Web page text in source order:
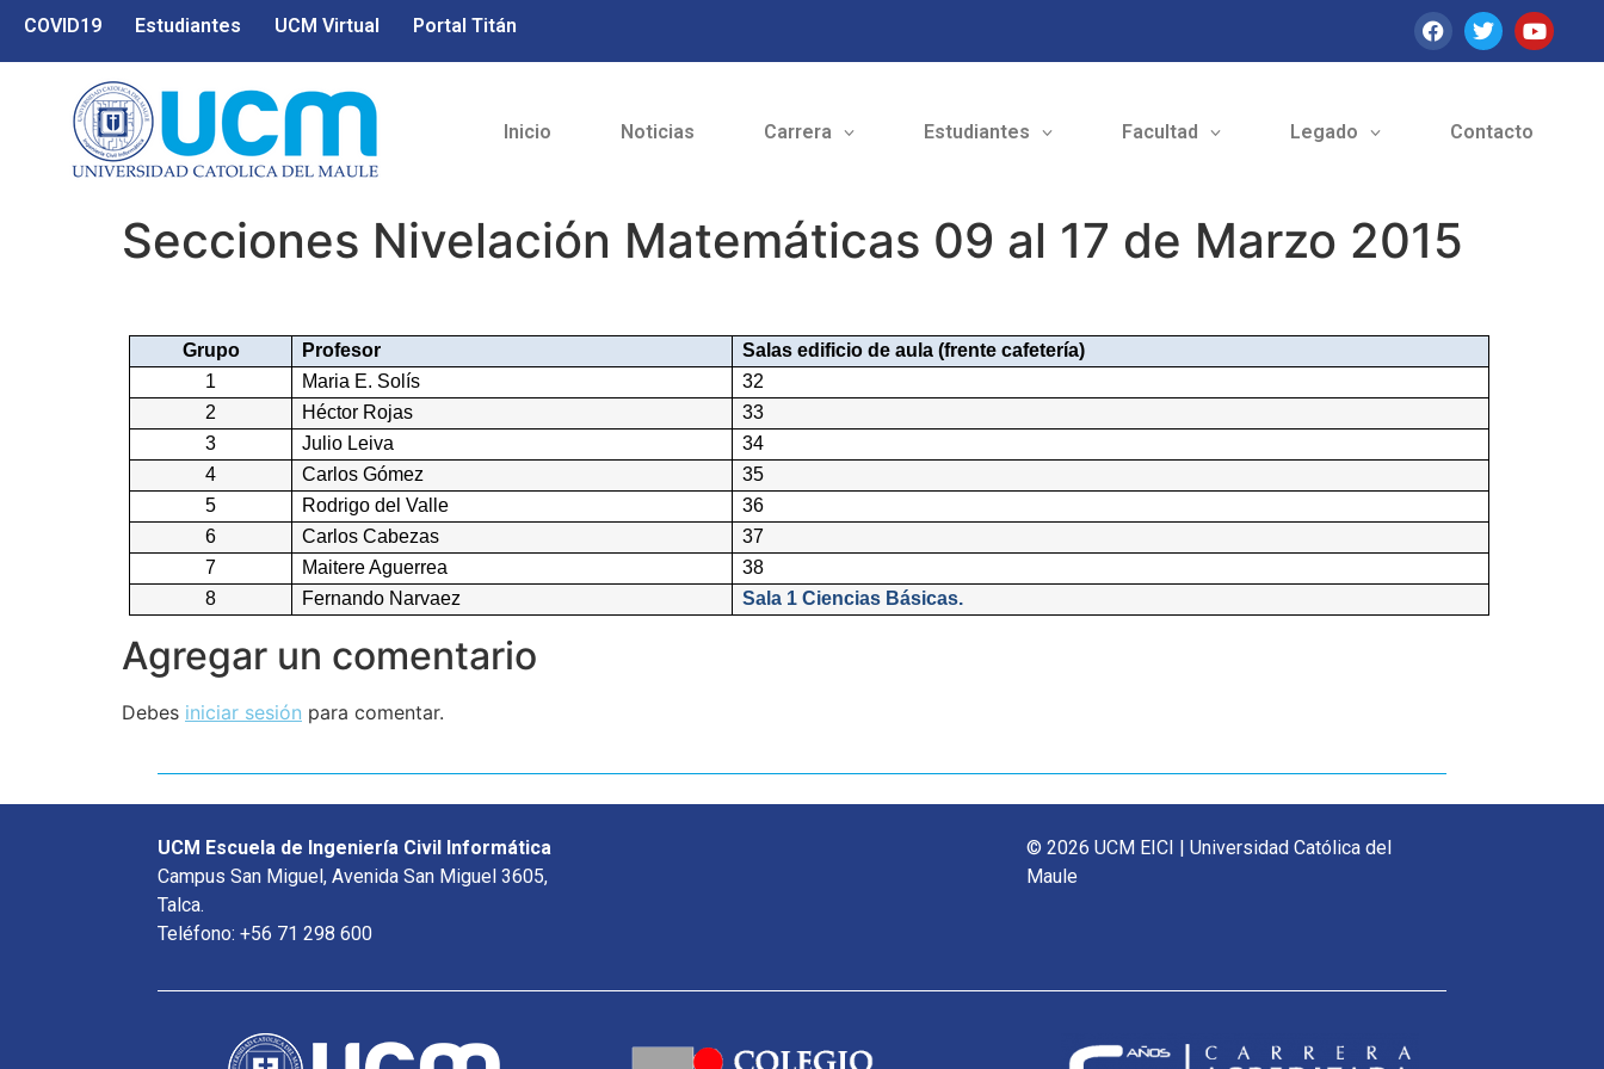
COVID19 Estudiantes UCM Virtual Portal Titán
Inicio Noticias Carrera Estudiantes Facultad Legado Contacto
Secciones Nivelación Matemáticas 09 al 17 de Marzo 2015
Grupo Profesor
Salas edificio de aula (frente cafetería)
1
Maria E. Solís
32
2
Héctor Rojas
33
3
Julio Leiva
34
4
Carlos Gómez
35
5
Rodrigo del Valle
36
6
Carlos Cabezas
37
7
Maitere Aguerrea
38
8
Fernando Narvaez Sala 1 Ciencias Básicas.
Agregar un comentario
Debes iniciar sesión para comentar.
UCM Escuela de Ingeniería Civil Informática
Campus San Miguel, Avenida San Miguel 3605,
Talca.
Teléfono: +56 71 298 600
© 2026 UCM EICI | Universidad Católica del
Maule